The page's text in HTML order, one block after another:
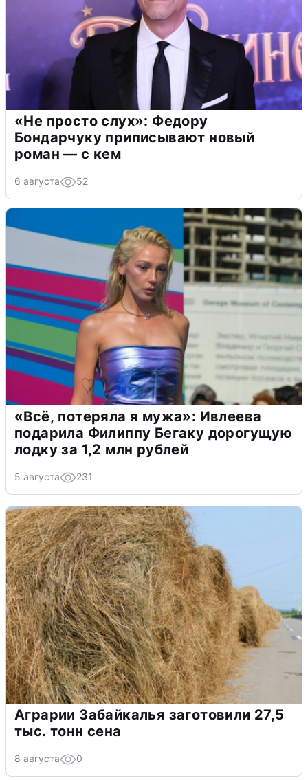
«Не просто слух»: Федору
Бондарчуку приписывают новый
роман — с кем
6 августа 52
«Всё, потеряла я мужа»: Ивлеева
подарила Филиппу Бегаку дорогущую
лодку за 1,2 млн рублей
5 августа 231
Аграрии Забайкалья заготовили 27,5
тыс. тонн сена
8 августа 0